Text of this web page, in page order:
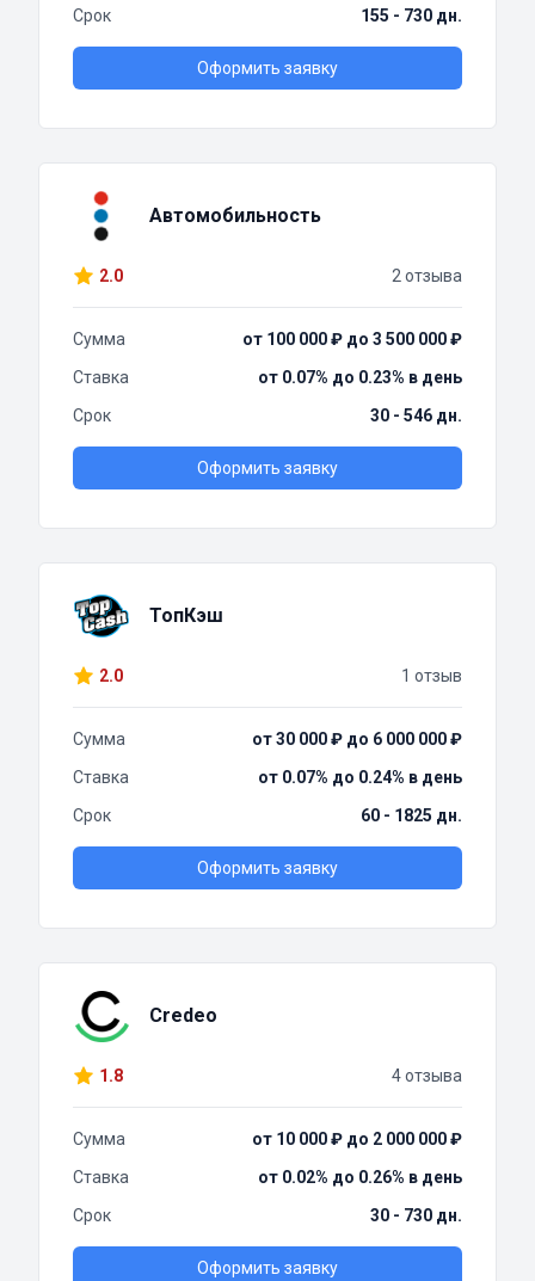
Срок 155 - 730 дн.
Оформить заявку
Автомобильность
2.0 2 отзыва
Сумма
от 100 000 ₽ до 3 500 000 ₽
Ставка
от 0.07% до 0.23% в день
Срок
30 - 546 дн.
Оформить заявку
ТопКэш
2.0 1 отзыв
Сумма
от 30 000 ₽ до 6 000 000 ₽
Ставка
от 0.07% до 0.24% в день
Срок
60 - 1825 дн.
Оформить заявку
Credeo
1.8 4 отзыва
Сумма
от 10 000 ₽ до 2 000 000 ₽
Ставка
от 0.02% до 0.26% в день
Срок
30 - 730 дн.
Оформить заявку